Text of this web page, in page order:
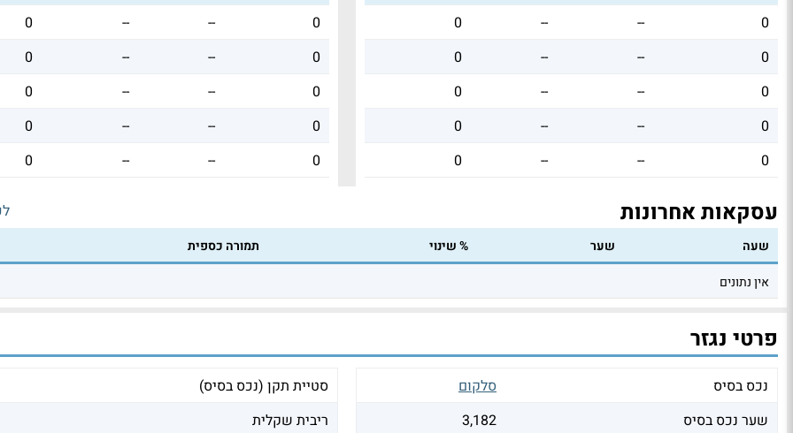
0
--
--
0
0
--
--
0
0
--
--
0
0
--
--
0
0
--
--
0
0
--
--
0
0
--
--
0
0
--
--
0
0
--
--
0
0
--
--
0
עסקאות אחרונות
שעה שער % שינוי
תמורה כספית
אין נתונים
פרטי נגזר
נכס בסיס
סלקום
שער נכס בסיס
3,182
סטיית תקן (נכס בסיס)
ריבית שקלית